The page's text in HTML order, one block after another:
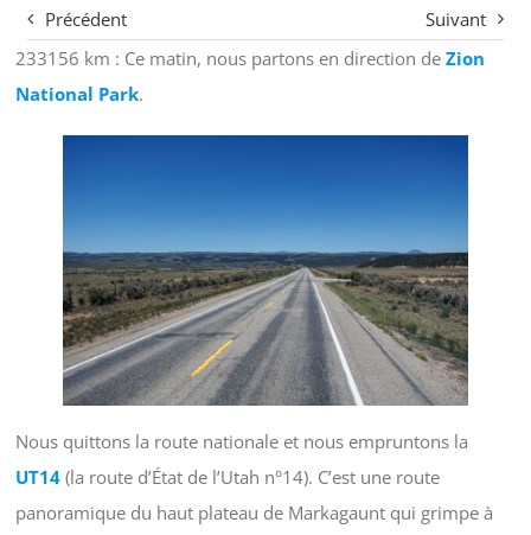
Précédent
Suivant
233156 km : Ce matin, nous partons en direction de Zion
National Park.
Nous quittons la route nationale et nous empruntons la
UT14(la route d’État de l’Utah n°14). C’est une route
panoramique du haut plateau de Markagaunt qui grimpe à